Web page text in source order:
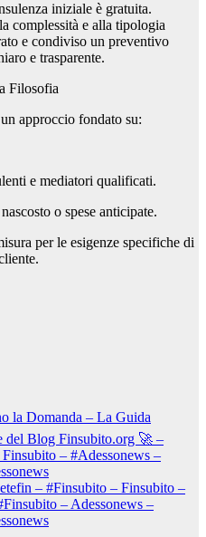
iniziale è gratuita.
complessità e alla tipologia
e condiviso un preventivo
e trasparente.
Filosofia
approccio fondato su:
e mediatori qualificati.
o spese anticipate.
per le esigenze specifiche di
la Domanda – La Guida
del Blog Finsubito.org 🚀 –
– #Adessonews –
– #Finsubito – Finsubito –
– Adessonews –